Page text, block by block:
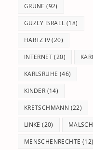
GRÜNE (92)
GÜZEY ISRAEL (18)
HARTZ IV(20)
INTERNET(20)
KARLSRUHE (46)
KINDER (14)
KRETSCHMANN (22)
LINKE (20) MALSCH
MENSCHENRECHTE (12)